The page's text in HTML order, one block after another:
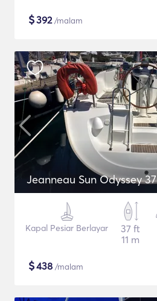
$392/malam
Jeanneau Sun Odyssey 37
Kapal Pesiar Berlayar
37 ft
11 m
$438 /malam